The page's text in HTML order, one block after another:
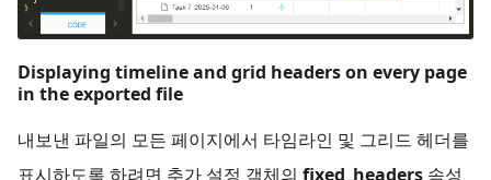
Displaying timeline and grid headers on every page
in the exported file
내보낸 파일의 모든 페이지에서 타임라인 및 그리드 헤더를
표시하도록 하려면 추가 설정 객체의 fixed_headers 속성